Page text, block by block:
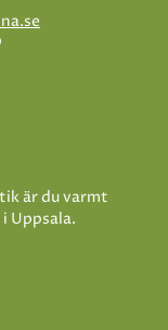
är du varmt
Uppsala.